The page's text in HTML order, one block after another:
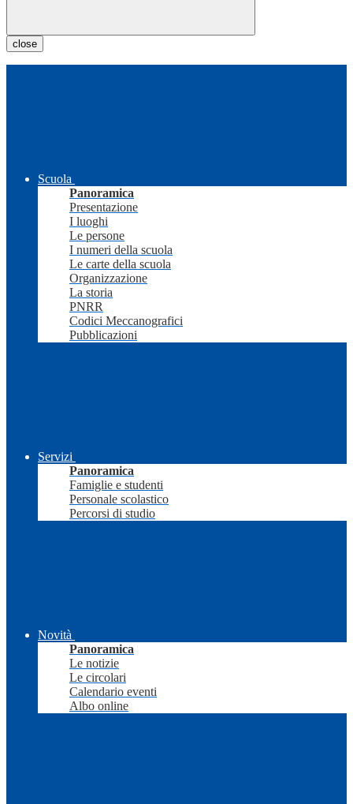
close
Scuola
Panoramica
Presentazione
I luoghi
Le persone
I numeri della scuola
Le carte della scuola
Organizzazione
La storia
PNRR
Codici Meccanografici
Pubblicazioni
Servizi
Panoramica
Famiglie e studenti
Personale scolastico
Percorsi di studio
Novità
Panoramica
Le notizie
Le circolari
Calendario eventi
Albo online